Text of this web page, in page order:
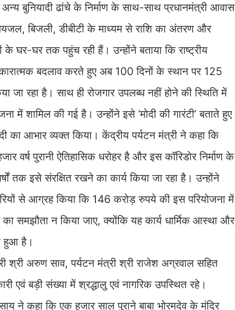
बुनियादी ढांचे के निर्माण के साथ-साथ प्रधानमंत्री आवास
बिजली, डीबीटी के माध्यम से राशि का अंतरण और
के घर-घर तक पहुंच रही हैं। उन्होंने बताया कि राष्ट्रीय
बदलाव करते हुए अब 100 दिनों के स्थान पर 125
जा रहा है। साथ ही रोजगार उपलब्ध नहीं होने की स्थिति में
में शामिल की गई है। उन्होंने इसे ‘मोदी की गारंटी’ बताते हुए
का आभार व्यक्त किया। केंद्रीय पर्यटन मंत्री ने कहा कि
वर्ष पुरानी ऐतिहासिक धरोहर है और इस कॉरिडोर निर्माण के
तक इसे संरक्षित रखने का कार्य किया जा रहा है। उन्होंने
से आग्रह किया कि 146 करोड़ रुपये की इस परियोजना में
का समझौता न किया जाए, क्योंकि यह कार्य धार्मिक आस्था और
हुआ है।
श्री अरुण साव, पर्यटन मंत्री श्री राजेश अग्रवाल सहित
एवं बड़ी संख्या में श्रद्धालु एवं नागरिक उपस्थित रहे।
ने कहा कि एक हजार साल पुराने बाबा भोरमदेव के मंदिर